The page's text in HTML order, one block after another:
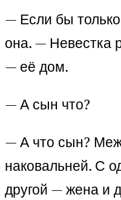
— Если бы
она. — Невестка
— её дом.
— А сын что?
— А что сын?
наковальней. С
другой — жена и